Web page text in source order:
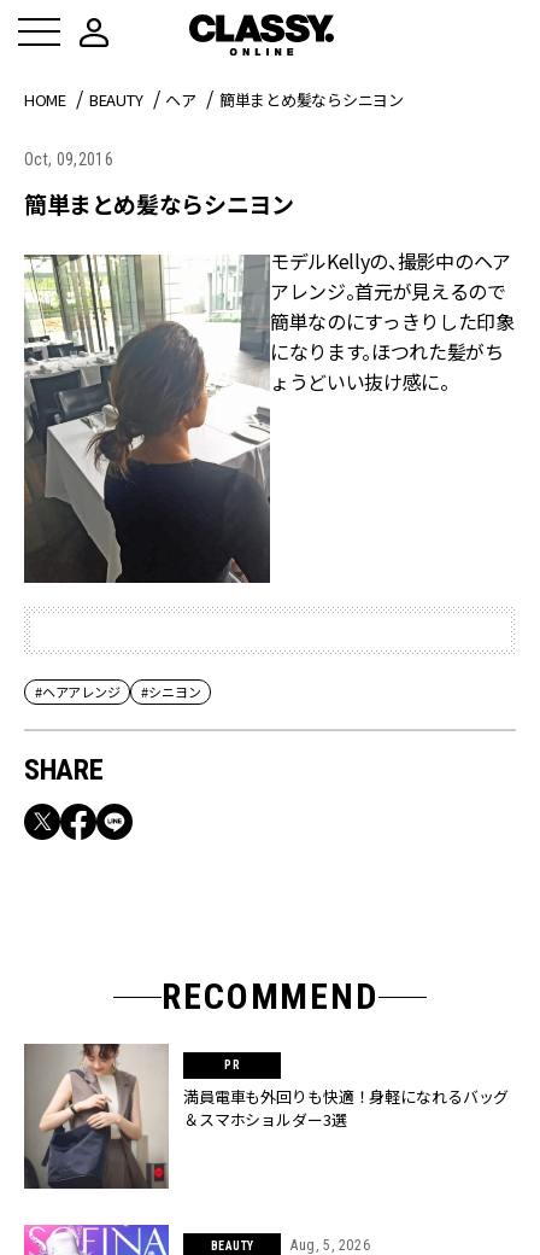
HOME BEAUTY ヘア 簡単まとめ髪ならシニヨン
Oct, 09,2016
簡単まとめ髪ならシニヨン
モデルKellyの、撮影中のヘア
アレンジ。首元が見えるので
簡単なのにすっきりした印象
になります。ほつれた髪がち
ょうどいい抜け感に。
#ヘアアレンジ #シニヨン
SHARE
RECOMMEND
満員電車も外回りも快適！身軽になれるバッグ
＆スマホショルダー3選
BEAUTY Aug, 5, 2026